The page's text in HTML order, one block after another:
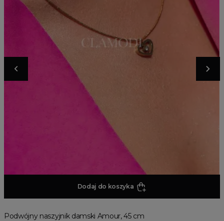
Dodaj do koszyka
Podwójny naszyjnik damski Amour, 45 cm